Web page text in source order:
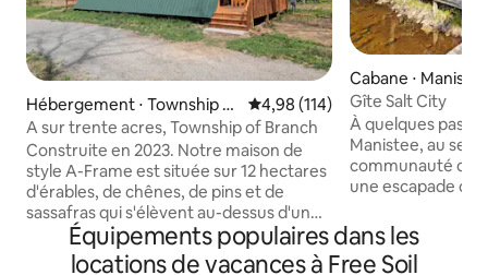
Hébergement ⋅ Township of
Branch
Évaluation moyenne sur la
4,98 (114)
A sur trente acres, Township of Branch
Construite en 2023. Notre maison de
style A-Frame est située sur 12 hectares
d'érables, de chênes, de pins et de
sassafras qui s'élèvent au-dessus d'un
tapis de fougères, dans la forêt nationale
de Manistee. Plus d'un mile de sentier de
Cabane ⋅
Gîte Salt City
À quelques pas
Manistee, au
communauté de
une escapade
confort d'un
famille et vos
faire des jeux de
Équipements populaires dans les
locations de vacances à Free Soil